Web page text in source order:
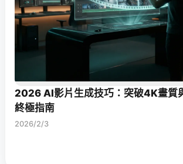
2026 AI影片生成技巧：突破4K畫質
終極指南
2026/2/3